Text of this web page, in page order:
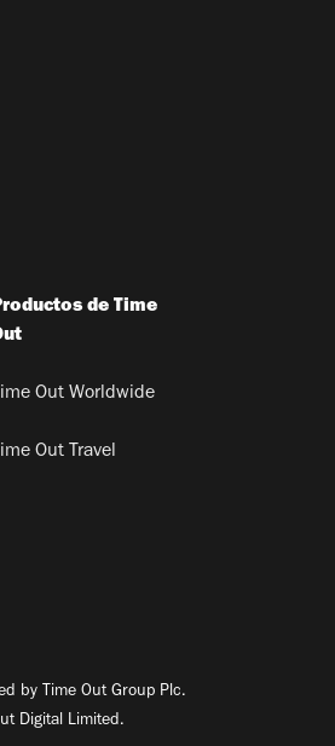
de Time
Out Worldwide
Out Travel
by Time Out Group Plc.
Digital Limited.